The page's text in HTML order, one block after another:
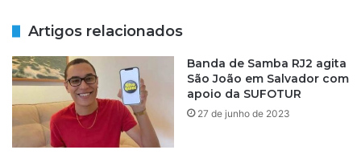
0
%
a
p
e
r
a
r
i
Artigos relacionados
Banda de Samba RJ2 agita
São João em Salvador com
apoio da SUFOTUR
27 de junho de 2023